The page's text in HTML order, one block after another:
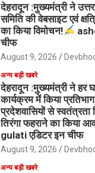
देहरादून :मुख्यमंत्री ने
समिति की वेबसाइट एवं
का किया विमोचन!
चीफ
August 9, 2026
अन्य बड़ी खबरे
देहरादून :मुख्यमंत्री ने हर
कार्यक्रम में किया
प्रदेशवासियों से
तिरंगा फहराने का किया
gulati एडिटर इन चीफ
August 9, 2026
अन्य बड़ी खबरे